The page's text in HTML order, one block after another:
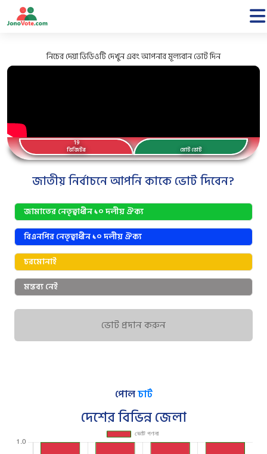
নিচের দেয়া ভিডিওটি দেখুন এবং আপনার মূল্যবান ভোট দিন
19
ভিজিটর
মোট ভোট
জাতীয় নির্বাচনে আপনি কাকে ভোট দিবেন?
জামাতের নেতৃত্বাধীন ১০ দলীয় ঐক্য
বিএনপির নেতৃত্বাধীন ১০ দলীয় ঐক্য
চরমোনাই
মন্তব্য নেই
ভোট প্রদান করুন
পোলচার্ট
দেশের বিভিন্ন জেলা